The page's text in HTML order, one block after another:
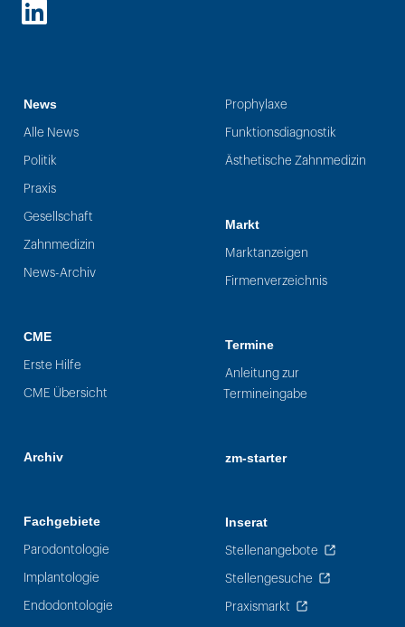
LinkedIn
News
Alle News
Politik
Praxis
Gesellschaft
Zahnmedizin
News-Archiv
CME
Erste Hilfe
CME Übersicht
Archiv
Fachgebiete
Parodontologie
Implantologie
Endodontologie
Prophylaxe
Funktionsdiagnostik
Ästhetische Zahnmedizin
Markt
Marktanzeigen
Firmenverzeichnis
Termine
Anleitung zur
Termineingabe
zm-starter
Inserat
Stellenangebote
Stellengesuche
Praxismarkt